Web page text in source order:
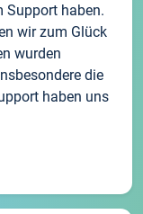
Support haben.
wir zum Glück
wurden
die
haben uns